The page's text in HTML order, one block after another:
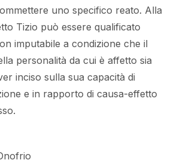
uno specifico reato. Alla
Tizio può essere qualificato
imputabile a condizione che il
personalità da cui è affetto sia
inciso sulla sua capacità di
e in rapporto di causa-effetto